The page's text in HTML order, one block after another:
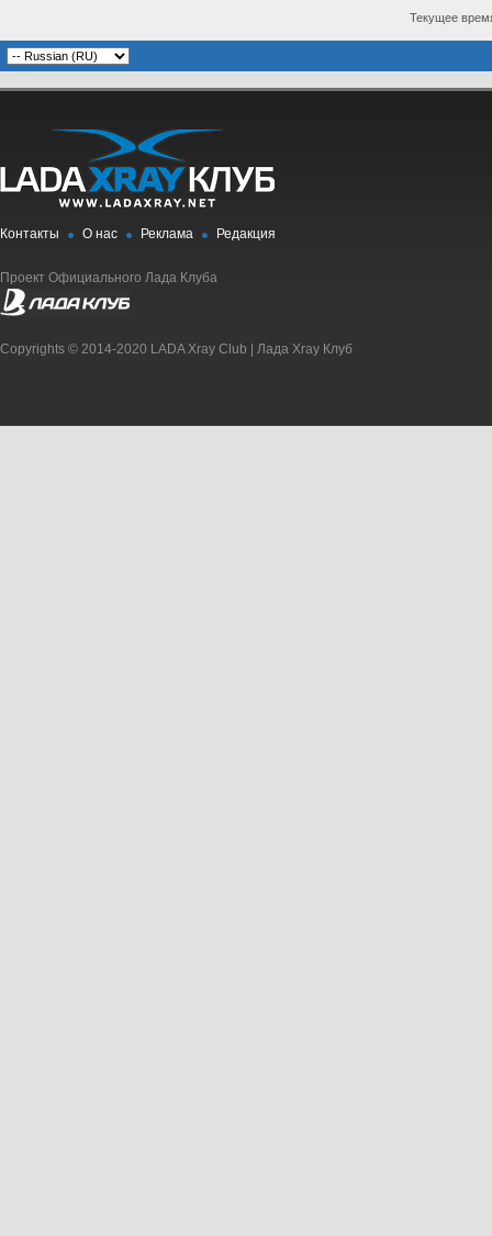
Текущее
Контакты О нас Реклама Редакция
Проект Официального Лада Клуба
Copyrights © 2014-2020 LADA Xray Club | Лада Xray Клуб